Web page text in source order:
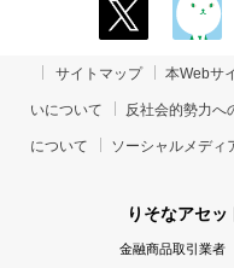
サイトマップ 本Webサ
いについて 反社会的勢力へ
について ソーシャルメディ
りそなアセ
金融商品取引業者